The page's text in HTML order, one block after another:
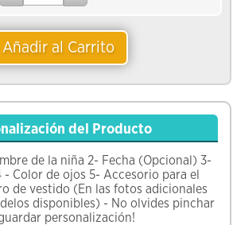
Añadir al Carrito
del Producto
de la niña 2- Fecha (Opcional) 3-
- Color de ojos 5- Accesorio para el
de vestido (En las fotos adicionales
disponibles) - No olvides pinchar
personalización!